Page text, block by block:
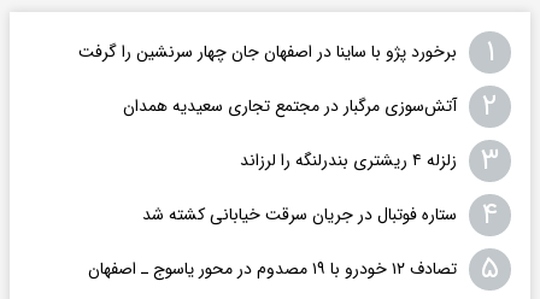
۱ برخورد پژو با ساینا در اصفهان جان چهار سرنشین را گرفت
۲ آتش‌سوزی مرگبار در مجتمع تجاری سعیدیه همدان
۳ زلزله ۴ ریشتری بندرلنگه را لرزاند
۴ ستاره فوتبال در جریان سرقت خیابانی کشته شد
۵ تصادف ۱۲ خودرو با ۱۹ مصدوم در محور یاسوج ـ اصفهان